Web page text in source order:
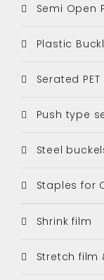
Semi Open
Plastic
Serated
Push type
Steel
Staples for
Shrink film
Stretch film